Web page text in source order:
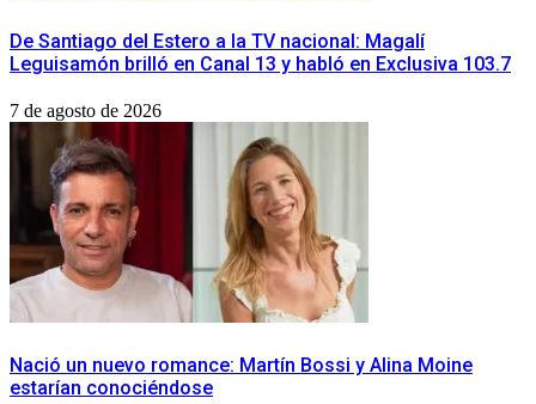
De Santiago del Estero a la TV nacional: Magalí
Leguisamón brilló en Canal 13 y habló en Exclusiva 103.7
7 de agosto de 2026
Nació un nuevo romance: Martín Bossi y Alina Moine
estarían conociéndose